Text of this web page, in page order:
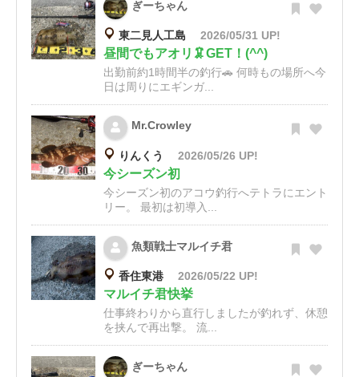
ぎーちゃん
東二見人工島 2026/05/31 UP!
昼間でもアオリ🦑GET！(^^)
出勤前約1時間半の釣行🚗 何時もの場所へ今
日は周りにエギンガ...
Mr.Crowley
りんくう 2026/05/26 UP!
今シーズン初
今シーズン初のアコウ釣行へテトラにエント
リー。 最初は初導入...
魚類戦士マルイチ君
香住東港 2026/05/22 UP!
マルイチ君快挙
仕事終わりから直行しましたが釣れず、休憩
を挟んで再出撃。 流...
ぎーちゃん